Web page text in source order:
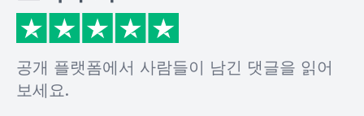
공개 플랫폼에서 사람들이 남긴 댓글을 읽어
보세요.